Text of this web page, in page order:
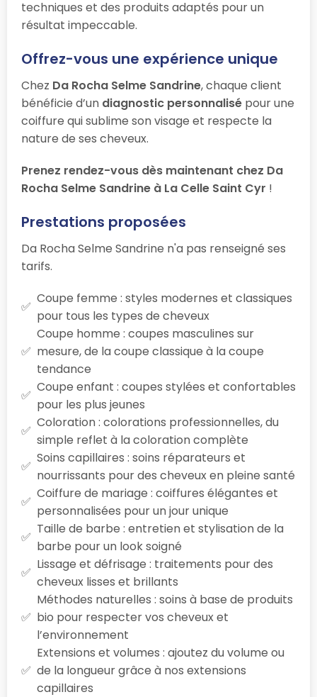
techniques et des produits adaptés pour un
résultat impeccable.
Offrez-vous une expérience unique
Chez Da Rocha Selme Sandrine, chaque client
bénéficie d’un diagnostic personnalisé pour une
coiffure qui sublime son visage et respecte la
nature de ses cheveux.
Prenez rendez-vous dès maintenant chez Da
Rocha Selme Sandrine à La Celle Saint Cyr !
Prestations proposées
Da Rocha Selme Sandrine n'a pas renseigné ses
tarifs.
Coupe femme : styles modernes et classiques
pour tous les types de cheveux
Coupe homme : coupes masculines sur
mesure, de la coupe classique à la coupe
tendance
Coupe enfant : coupes stylées et confortables
pour les plus jeunes
Coloration : colorations professionnelles, du
simple reflet à la coloration complète
Soins capillaires : soins réparateurs et
nourrissants pour des cheveux en pleine santé
Coiffure de mariage : coiffures élégantes et
personnalisées pour un jour unique
Taille de barbe : entretien et stylisation de la
barbe pour un look soigné
Lissage et défrisage : traitements pour des
cheveux lisses et brillants
Méthodes naturelles : soins à base de produits
bio pour respecter vos cheveux et
l’environnement
Extensions et volumes : ajoutez du volume ou
de la longueur grâce à nos extensions
capillaires